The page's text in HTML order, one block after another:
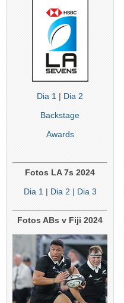
Dia 1 | Dia 2
Backstage
Awards
Fotos LA 7s 2024
Dia 1 | Dia 2 | Dia 3
Fotos ABs v Fiji 2024